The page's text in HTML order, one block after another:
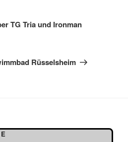
TG Tria und Ironman
Rüsselsheim